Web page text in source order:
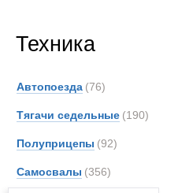
Техника
Автопоезда (76)
Тягачи седельные (190)
Полуприцепы (92)
Самосвалы (356)